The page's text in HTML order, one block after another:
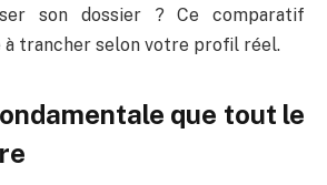
son dossier ? Ce comparatif
à trancher selon votre profil réel.
que tout le